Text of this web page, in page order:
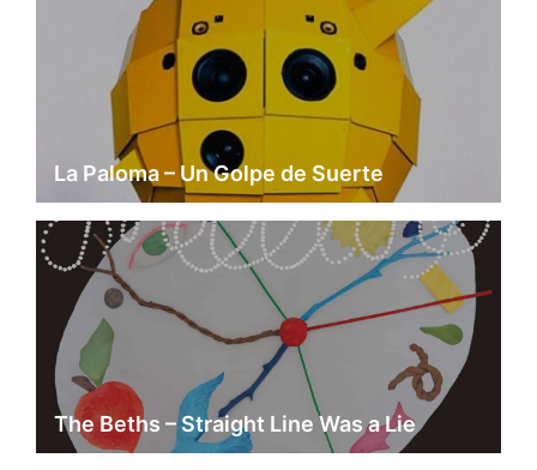
La Paloma – Un Golpe de Suerte
The Beths – Straight Line Was a Lie